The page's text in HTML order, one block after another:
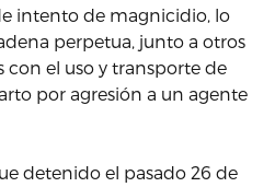
intento de magnicidio, lo
perpetua, junto a otros
con el uso y transporte de
por agresión a un agente
detenido el pasado 26 de